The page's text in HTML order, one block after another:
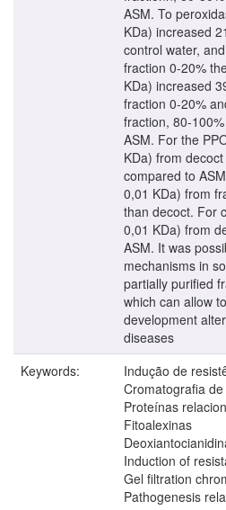
ASM. To
KDa) increased
control water,
fraction 0-20%
KDa) increased
fraction 0-20%
fraction, 80-
ASM. For the
KDa) from
compared to
0,01 KDa) from
than decoct. For
0,01 KDa) from
ASM. It was
mechanisms in
partially purified
which can allow
development
diseases
Keywords:
Indução de
Cromatografia
Proteínas
Fitoalexinas
Induction of
Gel filtration
Pathogenesis